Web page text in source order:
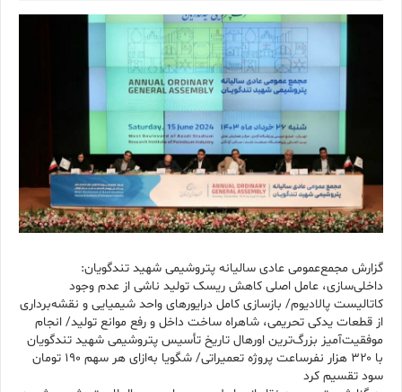
گزارش مجمع‌عمومی عادی سالیانه پتروشيمی شهید تندگويان:
داخلی‌سازی، عامل اصلی کاهش ریسک تولید ناشی از عدم وجود
کاتالیست پالادیوم/ بازسازی کامل درایورهای واحد شیمیایی و نقشه‌برداری
از قطعات یدکی تحریمی، شاهراه ساخت داخل و رفع موانع تولید/ انجام
موفقیت‌آمیز بزرگ‌ترین اورهال تاریخ تأسیس پتروشیمی شهید تندگویان
با ۳۲۰ هزار نفرساعت پروژه تعمیراتی/ شگویا به‌ازای هر سهم ۱۹۰ تومان
سود تقسیم کرد